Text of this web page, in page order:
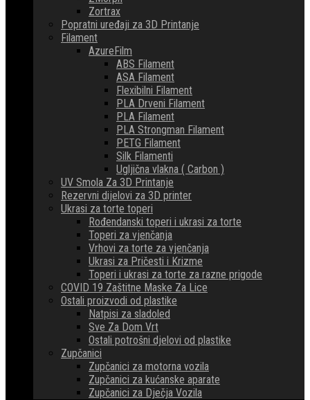
Zortrax
Popratni uređaji za 3D Printanje
Filament
AzureFilm
ABS Filament
ASA Filament
Flexibilni Filament
PLA Drveni Filament
PLA Filament
PLA Strongman Filament
PETG Filament
Silk Filamenti
Ugljična vlakna ( Carbon )
UV Smola Za 3D Printanje
Rezervni dijelovi za 3D printer
Ukrasi za torte toperi
Rođendanski toperi i ukrasi za torte
Toperi za vjenčanja
Vrhovi za torte za vjenčanja
Ukrasi za Pričesti i Krizme
Toperi i ukrasi za torte za razne prigode
COVID 19 Zaštitne Maske Za Lice
Ostali proizvodi od plastike
Natpisi za sladoled
Sve Za Dom Vrt
Ostali potrošni djelovi od plastike
Zupčanici
Zupčanici za motorna vozila
Zupčanici za kućanske aparate
Zupčanici za Dječja Vozila